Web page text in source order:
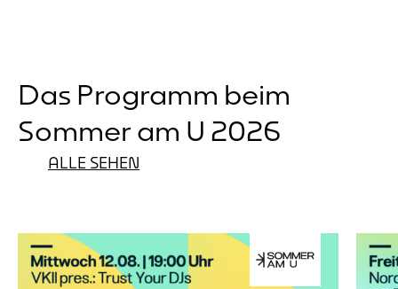
Das Programm beim
Sommer am U 2026
ALLE SEHEN